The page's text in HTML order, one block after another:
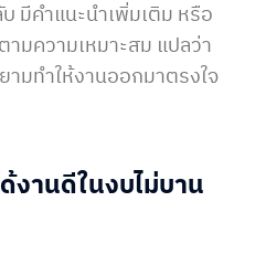
มีคำแนะนำเพิ่มเติม หรือ
มความเหมาะสม แปลว่า
ามทำให้งานออกมาตรงใจ
งานดีในงบไม่บาน